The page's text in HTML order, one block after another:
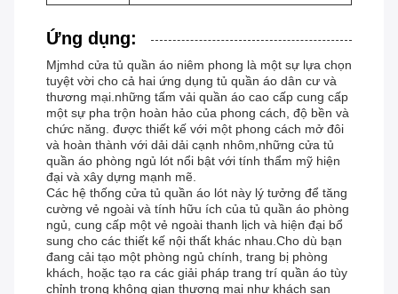
Ứng dụng:
Mjmhd cửa tủ quần áo niêm phong là một sự lựa chọn
tuyệt vời cho cả hai ứng dụng tủ quần áo dân cư và
thương mại.những tấm vải quần áo cao cấp cung cấp
một sự pha trộn hoàn hảo của phong cách, độ bền và
chức năng. được thiết kế với một phong cách mở đôi
và hoàn thành với dải dải cạnh nhôm,những cửa tủ
quần áo phòng ngủ lót nổi bật với tính thẩm mỹ hiện
đại và xây dựng mạnh mẽ.
Các hệ thống cửa tủ quần áo lót này lý tưởng để tăng
cường vẻ ngoài và tính hữu ích của tủ quần áo phòng
ngủ, cung cấp một vẻ ngoài thanh lịch và hiện đại bổ
sung cho các thiết kế nội thất khác nhau.Cho dù bạn
đang cải tạo một phòng ngủ chính, trang bị phòng
khách, hoặc tạo ra các giải pháp trang trí quần áo tùy
chỉnh trong không gian thương mại như khách sạn